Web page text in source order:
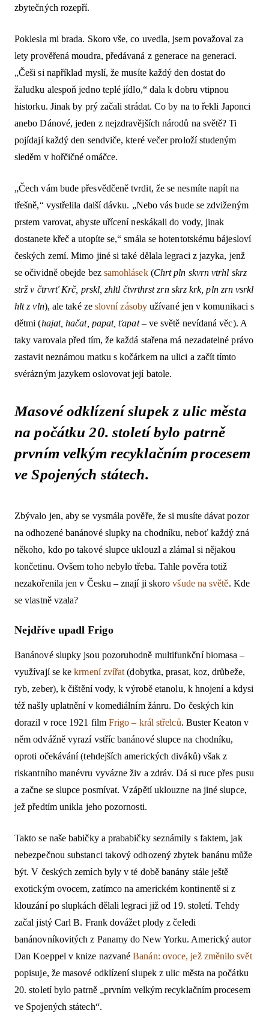
zbytečných rozepří.
Poklesla mi brada. Skoro vše, co uvedla, jsem považoval za
lety prověřená moudra, předávaná z generace na generaci.
„Češi si například myslí, že musíte každý den dostat do
žaludku alespoň jedno teplé jídlo,“ dala k dobru vtipnou
historku. Jinak by prý začali strádat. Co by na to řekli Japonci
anebo Dánové, jeden z nejzdravějších národů na světě? Ti
pojídají každý den sendviče, které večer proloží studeným
sleděm v hořčičné omáčce.
„Čech vám bude přesvědčeně tvrdit, že se nesmíte napít na
třešně,“ vystřelila další dávku. „Nebo vás bude se zdviženým
prstem varovat, abyste uřícení neskákali do vody, jinak
dostanete křeč a utopíte se,“ smála se hotentotskému bájesloví
českých zemí. Mimo jiné si také dělala legraci z jazyka, jenž
se očividně obejde bez samohlásek(Chrt pln skvrn vtrhl skrz
strž v čtrvrť Krč, prskl, zhltl čtvrthrst zrn skrz krk, pln zrn vsrkl
hlt z vln), ale také ze slovní zásobyužívané jen v komunikaci s
dětmi (hajat, hačat, papat, ťapat– ve světě nevídaná věc). A
taky varovala před tím, že každá stařena má nezadatelné právo
zastavit neznámou matku s kočárkem na ulici a začít tímto
svérázným jazykem oslovovat její batole.
Masové odklízení slupek z ulic města
na počátku 20. století bylo patrně
prvním velkým recyklačním procesem
ve Spojených státech.
Zbývalo jen, aby se vysmála pověře, že si musíte dávat pozor
na odhozené banánové slupky na chodníku, neboť každý zná
někoho, kdo po takové slupce uklouzl a zlámal si nějakou
končetinu. Ovšem toho nebylo třeba. Tahle pověra totiž
nezakořenila jen v Česku – znají ji skorovšude na světě. Kde
se vlastně vzala?
Nejdříve upadl Frigo
Banánové slupky jsou pozoruhodně multifunkční biomasa –
využívají se kekrmení zvířat (dobytka, prasat, koz, drůbeže,
ryb, zeber), k čištění vody, k výrobě etanolu, k hnojení a kdysi
též našly uplatnění v komediálním žánru. Do českých kin
dorazil v roce 1921 filmFrigo – král střelců. Buster Keaton v
něm odvážně vyrazí vstříc banánové slupce na chodníku,
oproti očekávání (tehdejších amerických diváků) však z
riskantního manévru vyvázne živ a zdráv. Dá si ruce přes pusu
a začne se slupce posmívat. Vzápětí uklouzne na jiné slupce,
jež předtím unikla jeho pozornosti.
Takto se naše babičky a prababičky seznámily s faktem, jak
nebezpečnou substanci takový odhozený zbytek banánu může
být. V českých zemích byly v té době banány stále ještě
exotickým ovocem, zatímco na americkém kontinentě si z
klouzání po slupkách dělali legraci již od 19. století. Tehdy
začal jistý Carl B. Frank dovážet plody z čeledi
banánovníkovitých z Panamy do New Yorku. Americký autor
Dan Koeppel v knize nazvanéBanán: ovoce, jež změnilo svět
popisuje, že masové odklízení slupek z ulic města na počátku
20. století bylo patrně „prvním velkým recyklačním procesem
ve Spojených státech“.